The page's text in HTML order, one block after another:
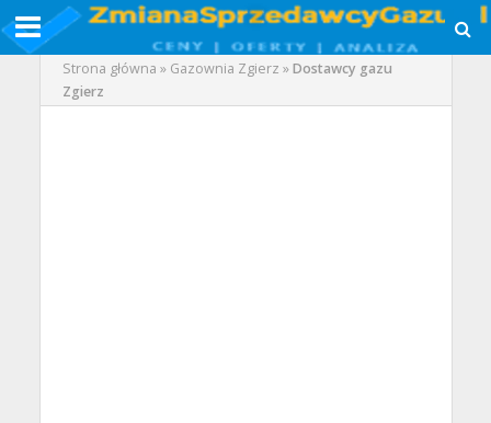
Strona główna » Gazownia Zgierz »Dostawcy gazu
Zgierz